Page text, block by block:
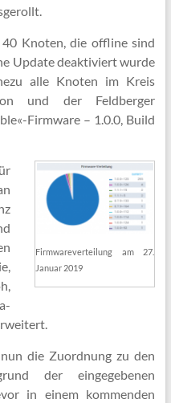
Knoten, die offline sind
Update deaktiviert wurde
alle Knoten im Kreis
und der Feldberger
Firmware – 1.0.0, Build
Firmwareverteilung am 27.
Januar 2019
die Zuordnung zu den
der eingegebenen
in einem kommenden